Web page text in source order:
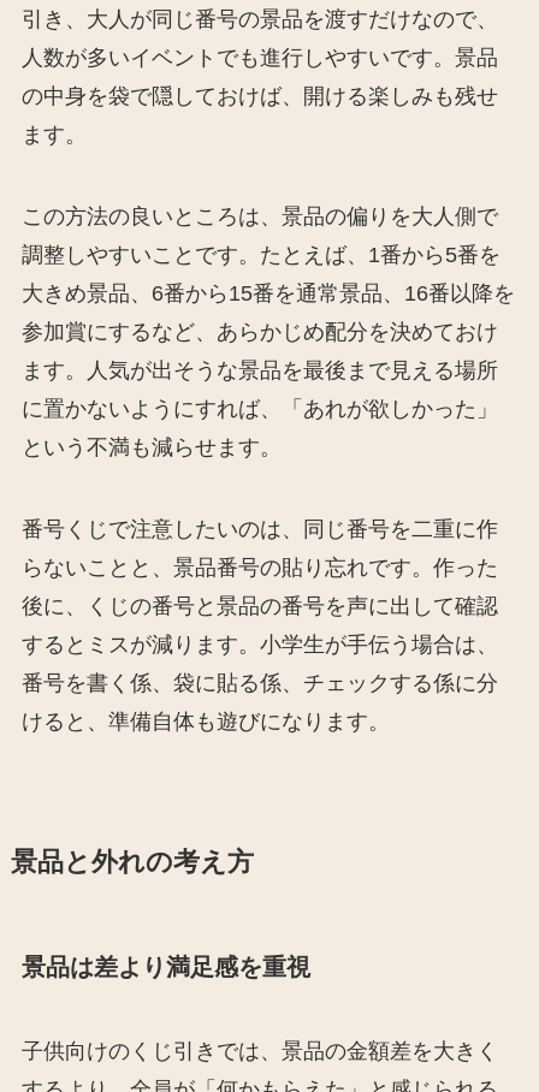
引き、大人が同じ番号の景品を渡すだけなので、
人数が多いイベントでも進行しやすいです。景品
の中身を袋で隠しておけば、開ける楽しみも残せ
ます。
この方法の良いところは、景品の偏りを大人側で
調整しやすいことです。たとえば、1番から5番を
大きめ景品、6番から15番を通常景品、16番以降を
参加賞にするなど、あらかじめ配分を決めておけ
ます。人気が出そうな景品を最後まで見える場所
に置かないようにすれば、「あれが欲しかった」
という不満も減らせます。
番号くじで注意したいのは、同じ番号を二重に作
らないことと、景品番号の貼り忘れです。作った
後に、くじの番号と景品の番号を声に出して確認
するとミスが減ります。小学生が手伝う場合は、
番号を書く係、袋に貼る係、チェックする係に分
けると、準備自体も遊びになります。
景品と外れの考え方
景品は差より満足感を重視
子供向けのくじ引きでは、景品の金額差を大きく